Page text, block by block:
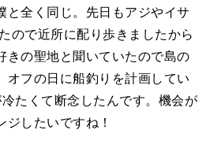
と全く同じ。先日もアジやイサ
ので近所に配り歩きましたから
きの聖地と聞いていたので島の
オフの日に船釣りを計画してい
たくて断念したんです。機会が
したいですね！